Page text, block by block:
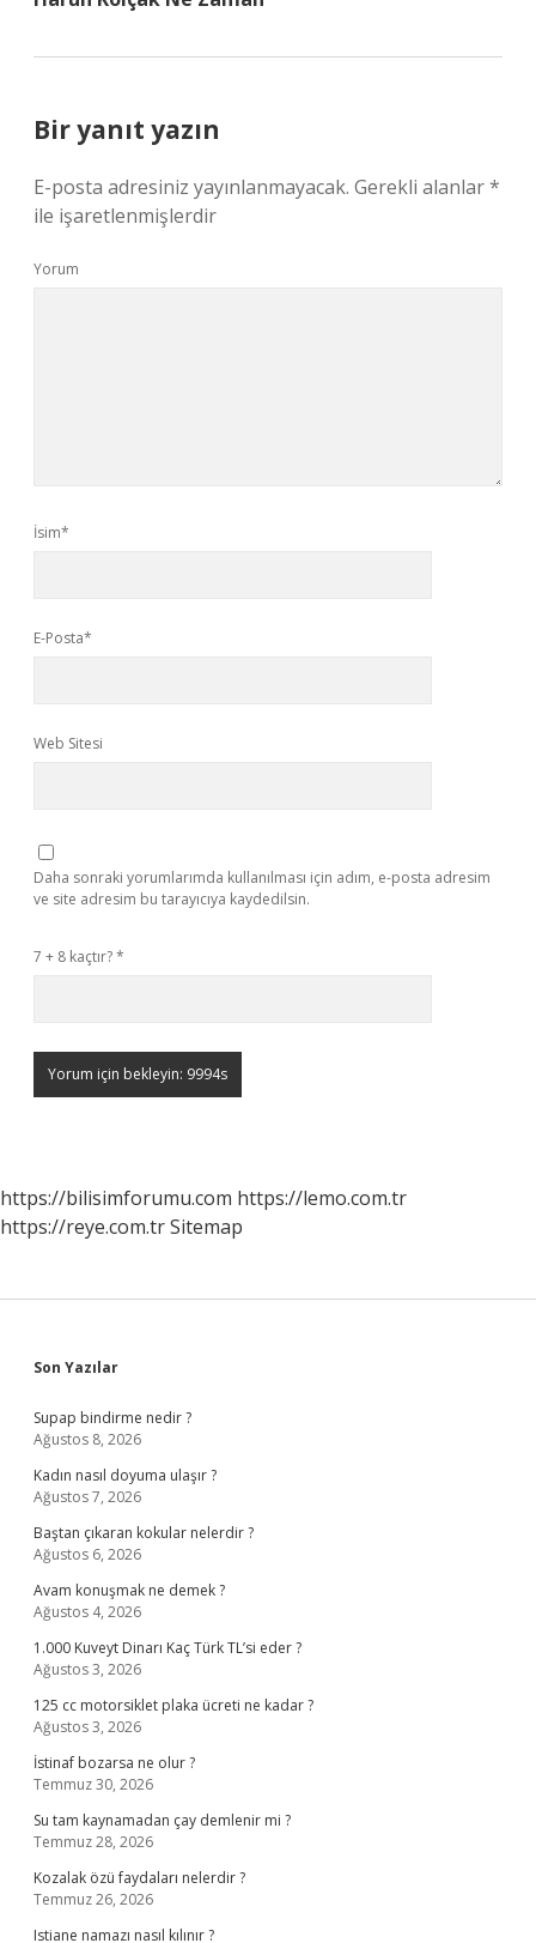
Bir yanıt yazın
E-posta adresiniz yayınlanmayacak. Gerekli alanlar*
ile işaretlenmişlerdir
Yorum
İsim*
E-Posta*
Web Sitesi
Daha sonraki yorumlarımda kullanılması için adım, e-posta adresim
ve site adresim bu tarayıcıya kaydedilsin.
7 + 8 kaçtır?*
https://bilisimforumu.com https://lemo.com.tr
https://reye.com.trSitemap
Sidebar
Son Yazılar
Supap bindirme nedir ?
Ağustos 8, 2026
Kadın nasıl doyuma ulaşır ?
Ağustos 7, 2026
Baştan çıkaran kokular nelerdir ?
Ağustos 6, 2026
Avam konuşmak ne demek ?
Ağustos 4, 2026
1.000 Kuveyt Dinarı Kaç Türk TL’si eder ?
Ağustos 3, 2026
125 cc motorsiklet plaka ücreti ne kadar ?
Ağustos 3, 2026
İstinaf bozarsa ne olur ?
Temmuz 30, 2026
Su tam kaynamadan çay demlenir mi ?
Temmuz 28, 2026
Kozalak özü faydaları nelerdir ?
Temmuz 26, 2026
Istiane namazı nasıl kılınır ?